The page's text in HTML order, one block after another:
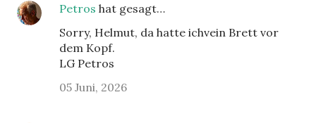
Petros hat gesagt…
Sorry, Helmut, da hatte ichvein Brett vor
dem Kopf.
LG Petros
05 Juni, 2026